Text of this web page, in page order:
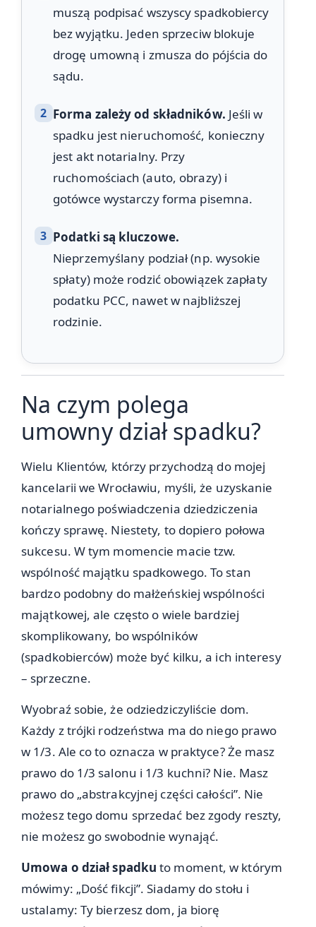
muszą podpisać wszyscy spadkobiercy
bez wyjątku. Jeden sprzeciw blokuje
drogę umowną i zmusza do pójścia do
sądu.
2 Forma zależy od składników. Jeśli w
spadku jest nieruchomość, konieczny
jest akt notarialny. Przy
ruchomościach (auto, obrazy) i
gotówce wystarczy forma pisemna.
3 Podatki są kluczowe.
Nieprzemyślany podział (np. wysokie
spłaty) może rodzić obowiązek zapłaty
podatku PCC, nawet w najbliższej
rodzinie.
Na czym polega
umowny dział spadku?
Wielu Klientów, którzy przychodzą do mojej
kancelarii we Wrocławiu, myśli, że uzyskanie
notarialnego poświadczenia dziedziczenia
kończy sprawę. Niestety, to dopiero połowa
sukcesu. W tym momencie macie tzw.
wspólność majątku spadkowego. To stan
bardzo podobny do małżeńskiej wspólności
majątkowej, ale często o wiele bardziej
skomplikowany, bo wspólników
(spadkobierców) może być kilku, a ich interesy
– sprzeczne.
Wyobraź sobie, że odziedziczyliście dom.
Każdy z trójki rodzeństwa ma do niego prawo
w 1/3. Ale co to oznacza w praktyce? Że masz
prawo do 1/3 salonu i 1/3 kuchni? Nie. Masz
prawo do „abstrakcyjnej części całości”. Nie
możesz tego domu sprzedać bez zgody reszty,
nie możesz go swobodnie wynająć.
Umowa o dział spadku to moment, w którym
mówimy: „Dość fikcji”. Siadamy do stołu i
ustalamy: Ty bierzesz dom, ja biorę